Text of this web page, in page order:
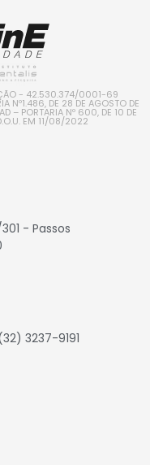
- 42.530.374/0001-69
Nº1.486, DE 28 DE AGOSTO DE
– PORTARIA Nº 600, DE 10 DE
EM 11/08/2022
- Passos
3237-9191